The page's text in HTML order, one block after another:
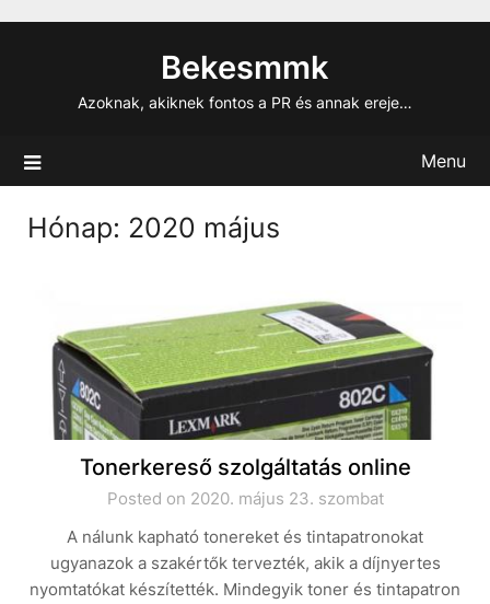
Bekesmmk
Azoknak, akiknek fontos a PR és annak ereje…
Menu
Hónap: 2020 május
Tonerkereső szolgáltatás online
Posted on 2020. május 23. szombat
A nálunk kapható tonereket és tintapatronokat
ugyanazok a szakértők tervezték, akik a díjnyertes
nyomtatókat készítették. Mindegyik toner és tintapatron